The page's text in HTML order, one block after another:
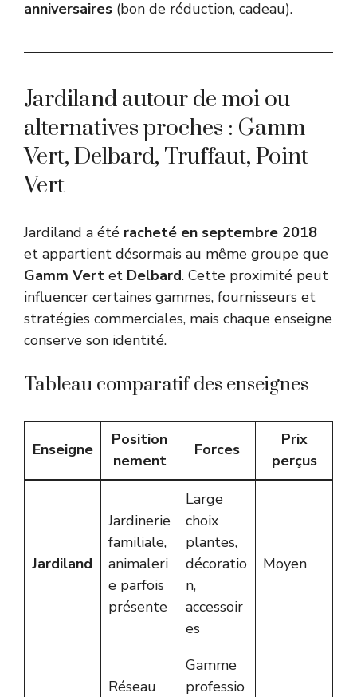
anniversaires (bon de réduction, cadeau).
Jardiland autour de moi ou
alternatives proches : Gamm
Vert, Delbard, Truffaut, Point
Vert
Jardiland a été racheté en septembre 2018
et appartient désormais au même groupe que
Gamm Vert et Delbard. Cette proximité peut
influencer certaines gammes, fournisseurs et
stratégies commerciales, mais chaque enseigne
conserve son identité.
Tableau comparatif des enseignes
Enseigne
Position
nement
Forces
Prix
perçus
Jardiland
Jardinerie
familiale,
animaleri
e parfois
présente
Large
choix
plantes,
décoratio
n,
accessoir
es
Moyen
Réseau
Gamme
professio